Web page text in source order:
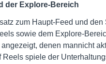
der Explore-Bereich
zum Haupt-Feed und
sowie dem Explore-
denen mannicht
Reels spiele der